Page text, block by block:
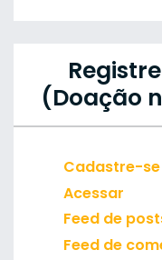
(Doação
Cadastre-se
Acessar
Feed de
Feed de